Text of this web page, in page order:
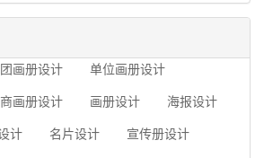
制作软件，深谙画册设...
画册设计要注重企业文化，引起客户关注 现
都在使用产品画册来进行市场宣传，高档产品
功的高档产品画册设计，能够将一个公司的企业
画册设计 单位画册设计
画册设计 画册设计 海报设计
计 名片设计 宣传册设计